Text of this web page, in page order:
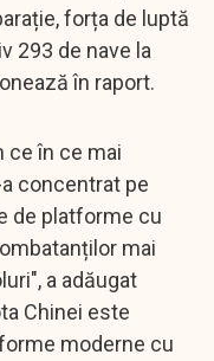
forța de luptă
293 de nave la
în raport.
ce în ce mai
concentrat pe
de platforme cu
mai
a adăugat
Chinei este
moderne cu